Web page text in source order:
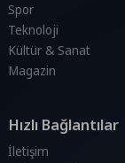
Spor
Teknoloji
Kültür & Sanat
Magazin
Hızlı Bağlantılar
İletişim